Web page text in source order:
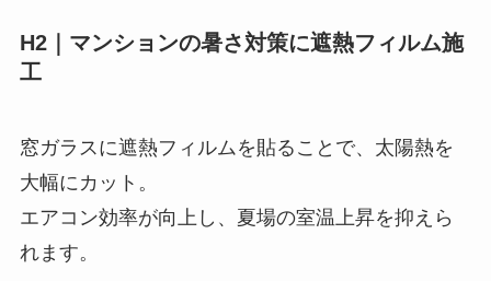
H2｜マンションの暑さ対策に遮熱フィルム施
工
窓ガラスに遮熱フィルムを貼ることで、太陽熱を
大幅にカット。
エアコン効率が向上し、夏場の室温上昇を抑えら
れます。